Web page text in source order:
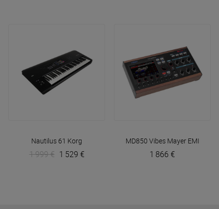
Nautilus 61 Korg
1 999 € 1 529 €
MD850 Vibes Mayer EMI
1 866 €